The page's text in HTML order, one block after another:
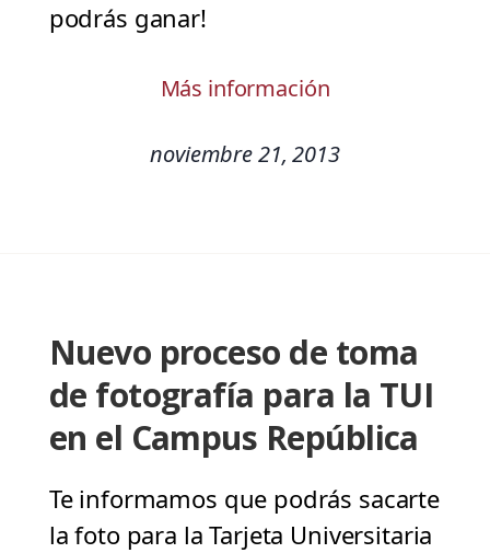
podrás ganar!
Más información
noviembre 21, 2013
Nuevo proceso de toma
de fotografía para la TUI
en el Campus República
Te informamos que podrás sacarte
la foto para la Tarjeta Universitaria